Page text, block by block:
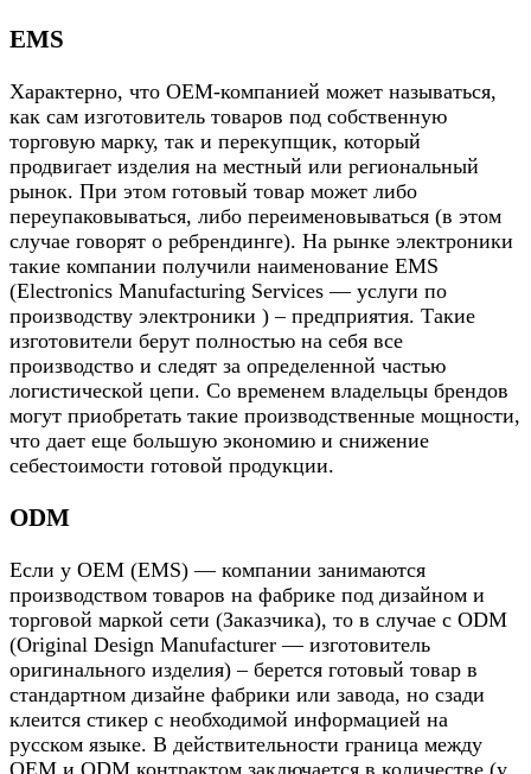
EMS
Характерно, что ОЕМ-компанией может называться,
как сам изготовитель товаров под собственную
торговую марку, так и перекупщик, который
продвигает изделия на местный или региональный
рынок. При этом готовый товар может либо
переупаковываться, либо переименовываться (в этом
случае говорят о ребрендинге). На рынке электроники
такие компании получили наименование EMS
(Electronics Manufacturing Services — услуги по
производству электроники ) – предприятия. Такие
изготовители берут полностью на себя все
производство и следят за определенной частью
логистической цепи. Со временем владельцы брендов
могут приобретать такие производственные мощности,
что дает еще большую экономию и снижение
себестоимости готовой продукции.
ODM
Если у ОЕМ (ЕMS) — компании занимаются
производством товаров на фабрике под дизайном и
торговой маркой сети (Заказчика), то в случае с ODM
(Original Design Manufacturer — изготовитель
оригинального изделия) – берется готовый товар в
стандартном дизайне фабрики или завода, но сзади
клеится стикер с необходимой информацией на
русском языке. В действительности граница между
ОЕМ и ODM контрактом заключается в количестве (у